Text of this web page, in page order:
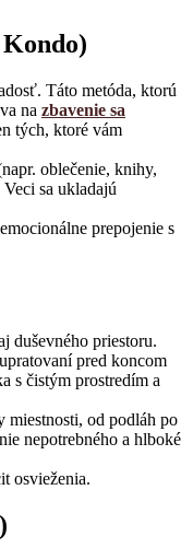
Táto metóda, ktorú
na zbavenie sa
tých, ktoré vám
oblečenie, knihy,
sa ukladajú
prepojenie s
duševného priestoru.
pred koncom
s čistým prostredím a
miestnosti, od podláh po
nepotrebného a hlboké
osvieženia.